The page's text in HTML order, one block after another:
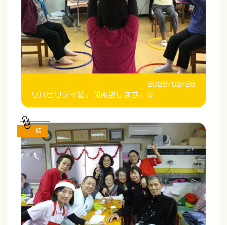
2026/02/26
リハビリデイ結、閉所致します。②
結